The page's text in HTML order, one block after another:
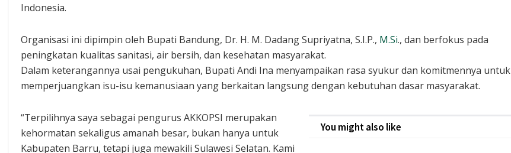
Indonesia.
Organisasi ini dipimpin oleh Bupati Bandung, Dr. H. M. Dadang Supriyatna, S.I.P., M.Si., dan berfokus pada
peningkatan kualitas sanitasi, air bersih, dan kesehatan masyarakat.
Dalam keterangannya usai pengukuhan, Bupati Andi Ina menyampaikan rasa syukur dan komitmennya untuk
memperjuangkan isu-isu kemanusiaan yang berkaitan langsung dengan kebutuhan dasar masyarakat.
You might also like
“Terpilihnya saya sebagai pengurus AKKOPSI merupakan
kehormatan sekaligus amanah besar, bukan hanya untuk
Kabupaten Barru, tetapi juga mewakili Sulawesi Selatan. Kami